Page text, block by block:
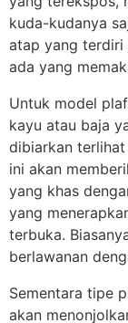
kuda-kudanya
atap yang terdiri
ada yang
Untuk model
kayu atau baja
dibiarkan
ini akan
yang khas
yang
terbuka.
berlawanan
Sementara tipe
akan